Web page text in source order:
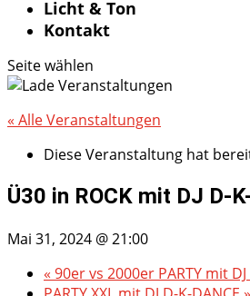
Licht & Ton
Kontakt
Seite wählen
« Alle Veranstaltungen
Diese Veranstaltung hat
Ü30 in ROCK mit DJ D-
Mai 31, 2024 @ 21:00
« 90er vs 2000er PARTY mit DJ